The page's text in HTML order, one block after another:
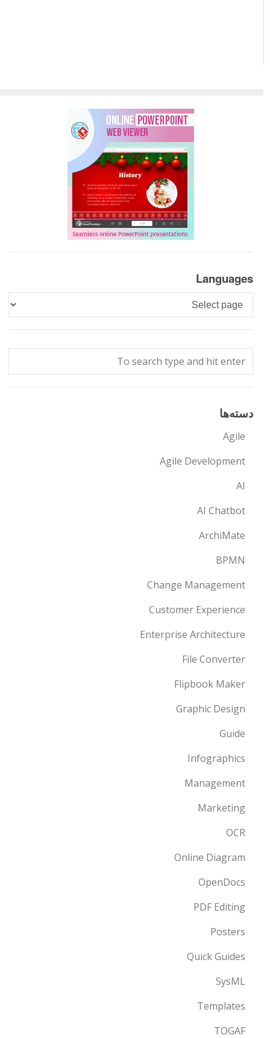
Languages
Languages
دسته‌ها
Agile
Agile Development
AI
AI Chatbot
ArchiMate
BPMN
Change Management
Customer Experience
Enterprise Architecture
File Converter
Flipbook Maker
Graphic Design
Guide
Infographics
Management
Marketing
OCR
Online Diagram
OpenDocs
PDF Editing
Posters
Quick Guides
SysML
Templates
TOGAF